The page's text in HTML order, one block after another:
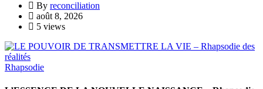
By reconciliation
août 8, 2026
5 views
Rhapsodie